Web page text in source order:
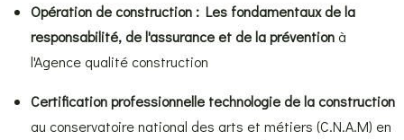
Opération de construction : Les fondamentaux de la
responsabilité, de l'assurance et de la prévention à
l'Agence qualité construction
Certification professionnelle technologie de la construction
au conservatoire national des arts et métiers (C.N.A.M) en